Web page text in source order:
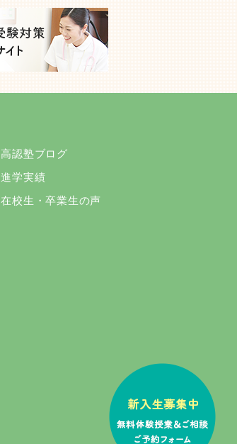
高認塾ブログ
進学実績
在校生・卒業生の声